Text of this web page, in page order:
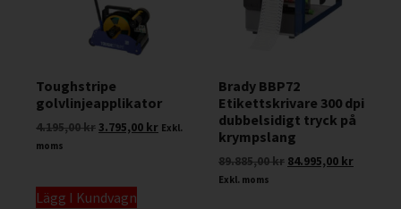
Toughstripe
golvlinjeapplikator
4.195,00kr3.795,00 kr Exkl.
moms
Lägg I Kundvagn
Brady BBP72
Etikettskrivare 300 dpi
dubbelsidigt tryck på
krympslang
89.885,00kr 84.995,00 kr
Exkl. moms